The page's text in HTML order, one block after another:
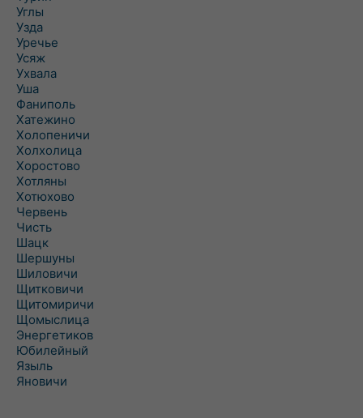
Углы
Узда
Уречье
Усяж
Ухвала
Уша
Фаниполь
Хатежино
Холопеничи
Холхолица
Хоростово
Хотляны
Хотюхово
Червень
Чисть
Шацк
Шершуны
Шиловичи
Щитковичи
Щитомиричи
Щомыслица
Энергетиков
Юбилейный
Языль
Яновичи